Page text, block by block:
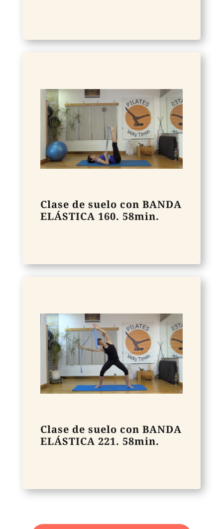
Clase de suelo con BANDA
ELÁSTICA 160. 58min.
Clase de suelo con BANDA
ELÁSTICA 221. 58min.